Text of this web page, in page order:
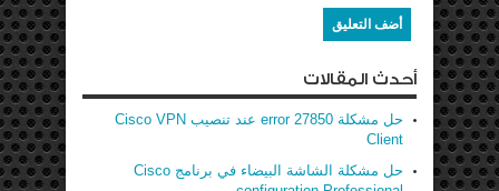
أحدث المقالات
حل مشكلة error 27850 عند تنصيب Cisco VPN
Client
حل مشكلة الشاشة البيضاء في برنامج Cisco